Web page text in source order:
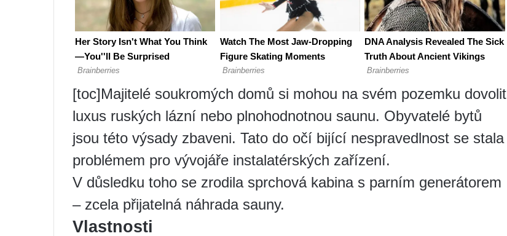
[toc]Majitelé soukromých domů si mohou na svém pozemku dovolit
luxus ruských lázní nebo plnohodnotnou saunu. Obyvatelé bytů
jsou této výsady zbaveni. Tato do očí bijící nespravedlnost se stala
problémem pro vývojáře instalatérských zařízení.
V důsledku toho se zrodila sprchová kabina s parním generátorem
– zcela přijatelná náhrada sauny.
Vlastnosti